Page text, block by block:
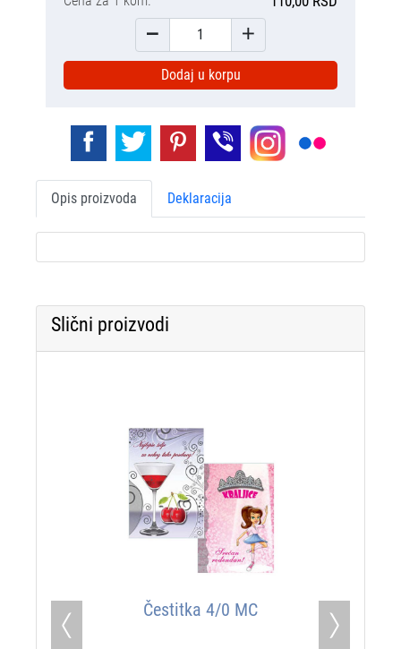
Dodaj u korpu
Opis proizvoda Deklaracija
Slični proizvodi
Čestitka 4/0 MC
Previous Next